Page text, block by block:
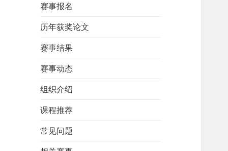
赛事报名
历年获奖论文
赛事结果
赛事动态
组织介绍
课程推荐
常见问题